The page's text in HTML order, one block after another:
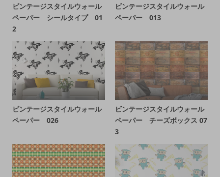
ビンテージスタイルウォール
ペーパー シールタイプ 01
2
ビンテージスタイルウォール
ペーパー 013
ビンテージスタイルウォール
ペーパー 026
ビンテージスタイルウォール
ペーパー チーズボックス 07
3